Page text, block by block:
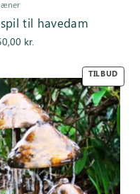
til havedam
Den
kr..
kr.
1.950,00 kr..
TILBUD